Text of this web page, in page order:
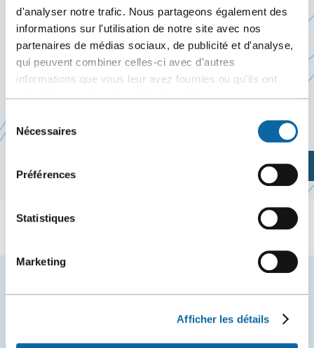
d'analyser notre trafic. Nous partageons également des
informations sur l'utilisation de notre site avec nos
partenaires de médias sociaux, de publicité et d'analyse,
qui peuvent combiner celles-ci avec d'autres
informations que vous leur avez fournies ou qu'ils ont
collectées lors de votre utilisation de leurs services.
du Nécessaires
Préférences
Statistiques
Marketing
Afficher les détails
Carnaval 2024, à l’occasion du 70e anniversaire du
Carnaval de Québec Ce
lien
s'ouvrira
dans
Planifiez votre visite
Centre des congrès de Québec.